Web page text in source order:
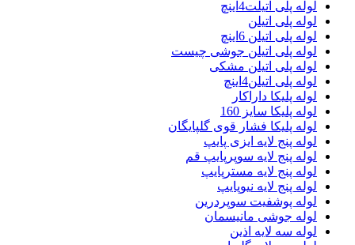
لوله پلی اتیلت4اینچ
لوله پلی اتیلن
لوله پلی اتیلن 6اینچ
لوله پلی اتیلن جوشی چیست
لوله پلی اتیلن مشکی
لوله پلی اتیلن4اینچ
لوله پلیکا داراکار
لوله پلیکا سایز 160
لوله پلیکا فشار قوی گلپایگان
لوله پنج لایه ایزی پایپ
لوله پنج لایه سوپرپایپ قم
لوله پنج لایه مسترپایپ
لوله پنج لایه نیوپایپ
لوله پوشفیت سوپردرین
لوله جوشی مانیسمان
لوله سه لایه اذین